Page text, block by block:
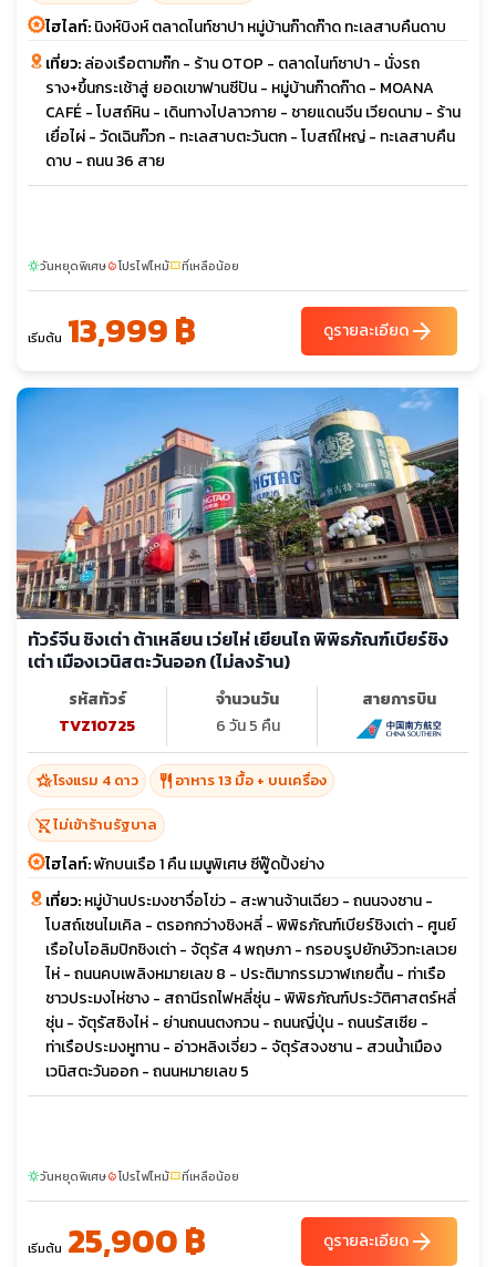
ไฮไลท์:นิงห์บิงห์ ตลาดไนท์ซาปา หมู่บ้านก๊าดก๊าด ทะเลสาบคืนดาบ
เที่ยว:ล่องเรือตามก๊ก - ร้าน OTOP - ตลาดไนท์ซาปา - นั่งรถ
ราง+ขึ้นกระเช้าสู่ ยอดเขาฟานซีปัน - หมู่บ้านก๊าดก๊าด - MOANA
CAFÉ - โบสถ์หิน - เดินทางไปลาวกาย - ชายแดนจีน เวียดนาม - ร้าน
เยื่อไผ่ - วัดเฉินก๊วก - ทะเลสาบตะวันตก - โบสถ์ใหญ่ - ทะเลสาบคืน
ดาบ - ถนน 36 สาย
sunnyวันหยุดพิเศษlocal_fire_departmentโปรไฟไหม้confirmation_numberที่เหลือน้อย
เริ่มต้น 13,999 ฿ ดูรายละเอียดarrow_forward
ทัวร์จีน ชิงเต่า ต้าเหลียน เว่ยไห่ เยียนไถ พิพิธภัณฑ์เบียร์ชิง
เต่า เมืองเวนิสตะวันออก (ไม่ลงร้าน)
รหัสทัวร์
TVZ10725
จำนวนวัน
6 วัน 5 คืน
สายการบิน
hotel_classโรงแรม 4 ดาว restaurant อาหาร 13 มื้อ + บนเครื่อง
shopping_cart_offไม่เข้าร้านรัฐบาล
ไฮไลท์:พักบนเรือ 1 คืน เมนูพิเศษ ซีฟู๊ดปิ้งย่าง
เที่ยว:หมู่บ้านประมงชาจื่อโข่ว - สะพานจ้านเฉียว - ถนนจงซาน -
โบสถ์เซนไมเคิล - ตรอกกว่างชิงหลี่ - พิพิธภัณฑ์เบียร์ชิงเต่า - ศูนย์
เรือใบโอลิมปิกชิงเต่า - จัตุรัส 4 พฤษภา - กรอบรูปยักษ์วิวทะเลเวย
ไห่ - ถนนคบเพลิงหมายเลข 8 - ประติมากรรมวาฬเกยตื้น - ท่าเรือ
ชาวประมงไห่ชาง - สถานีรถไฟหลี่ซุ่น - พิพิธภัณฑ์ประวัติศาสตร์หลี่
ซุ่น - จัตุรัสซิงไห่ - ย่านถนนตงกวน - ถนนญี่ปุ่น - ถนนรัสเซีย -
ท่าเรือประมงหูทาน - อ่าวหลิงเจี่ยว - จัตุรัสจงซาน - สวนน้ำเมือง
เวนิสตะวันออก - ถนนหมายเลข 5
sunnyวันหยุดพิเศษlocal_fire_departmentโปรไฟไหม้confirmation_numberที่เหลือน้อย
เริ่มต้น 25,900 ฿ ดูรายละเอียดarrow_forward